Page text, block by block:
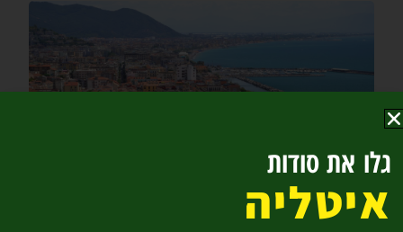
סלרנו Salerno – העיר הגדולה ממזרח לחוף אמלפי
גלו את סודות
איטליה